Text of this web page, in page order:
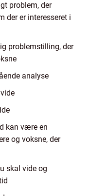
problem, der
der er interesseret i
problemstilling, der
analyse
kan være en
og voksne, der
skal vide og